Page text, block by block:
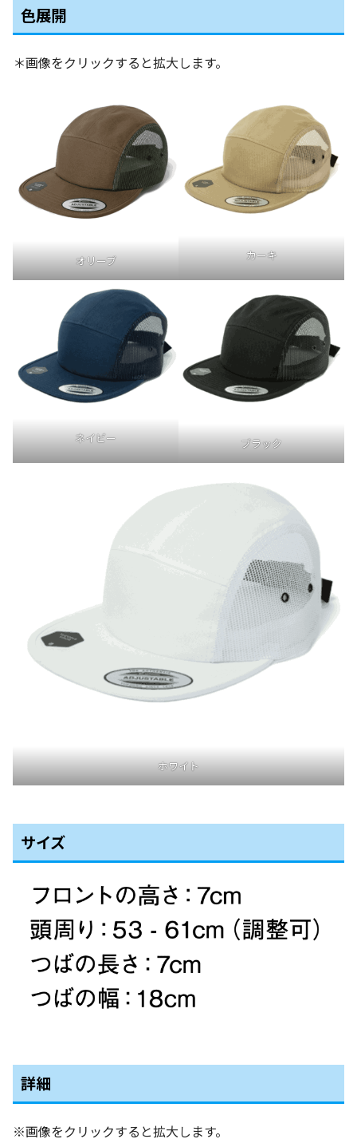
色展開
＊画像をクリックすると拡大します。
オリーブ カーキ
ネイビー ブラック
ホワイト
サイズ
詳細
※画像をクリックすると拡大します。